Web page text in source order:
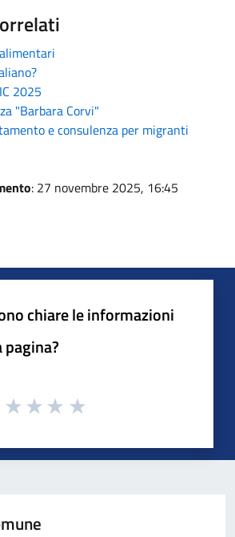
2025
"Barbara Corvi"
e consulenza per migranti
: 27 novembre 2025, 16:45
chiare le informazioni
pagina?